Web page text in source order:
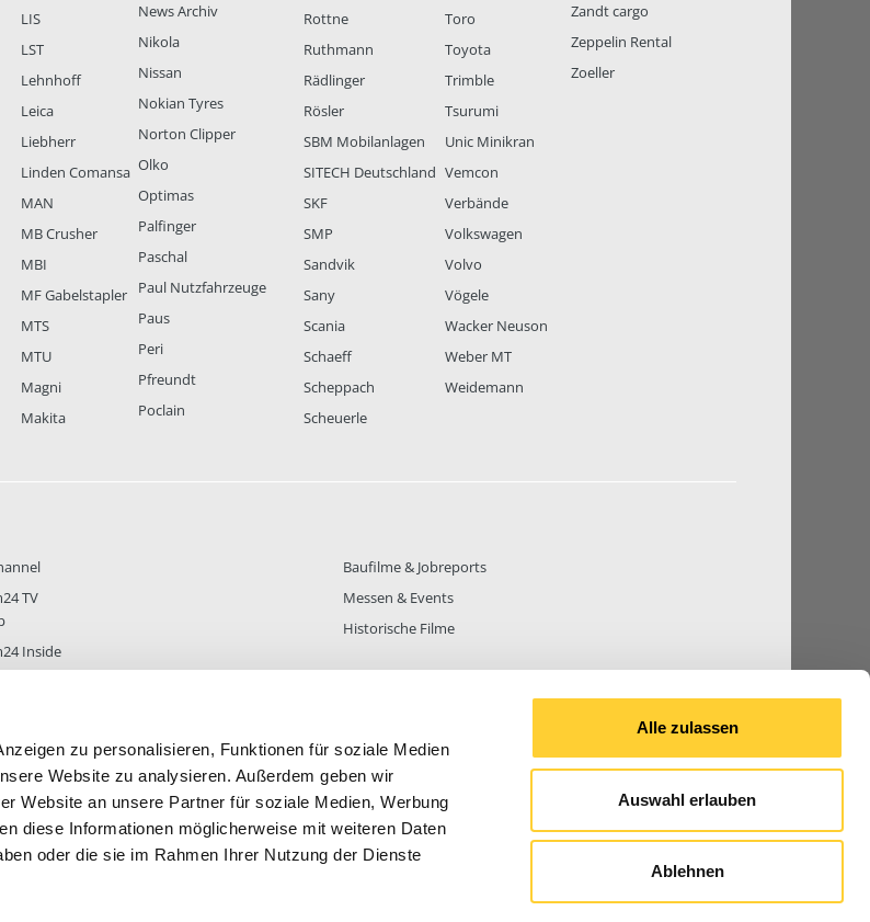
zu personalisieren, Funktionen für soziale Medien
Website zu analysieren. Außerdem geben wir
Website an unsere Partner für soziale Medien, Werbung
diese Informationen möglicherweise mit weiteren Daten
oder die sie im Rahmen Ihrer Nutzung der Dienste
Alle zulassen
Auswahl erlauben
Ablehnen
LIS
LST
Lehnhoff
Leica
Liebherr
Linden Comansa
MAN
MB Crusher
MBI
MF Gabelstapler
MTS
MTU
Magni
Makita
News Archiv
Nikola
Nissan
Nokian Tyres
Norton Clipper
Olko
Optimas
Palfinger
Paschal
Paul Nutzfahrzeuge
Paus
Peri
Pfreundt
Poclain
Rottne
Ruthmann
Rädlinger
Rösler
SBM Mobilanlagen
SITECH Deutschland
SKF
SMP
Sandvik
Sany
Scania
Schaeff
Scheppach
Scheuerle
Toro
Toyota
Trimble
Tsurumi
Unic Minikran
Vemcon
Verbände
Volkswagen
Volvo
Vögele
Wacker Neuson
Weber MT
Weidemann
Zandt cargo
Zeppelin Rental
Zoeller
TV
Inside
Baufilme & Jobreports
Messen & Events
Historische Filme
FOREN STATISTIK ALLE THEMEN BEITRÄGE GESAMT842.660
© 2026 Bauforum24.biz